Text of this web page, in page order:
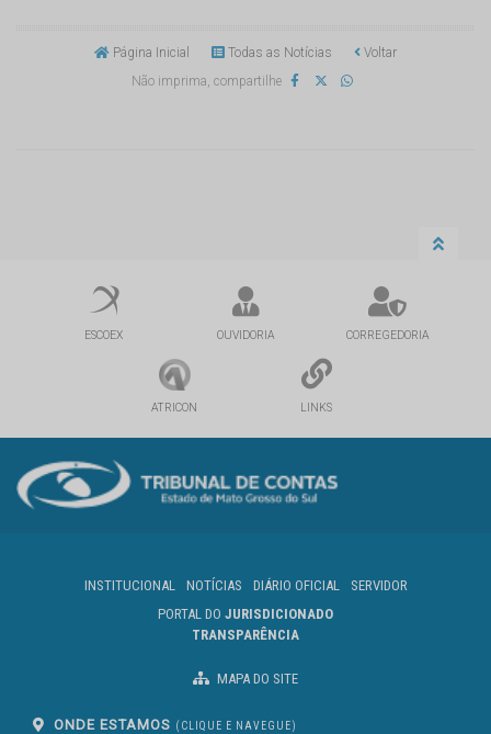
Página Inicial Todas as Notícias
Voltar
Não imprima, compartilhe
ESCOEX OUVIDORIA CORREGEDORIA
ATRICON LINKS
INSTITUCIONAL NOTÍCIAS DIÁRIO OFICIAL
SERVIDOR
PORTAL DO JURISDICIONADO
TRANSPARÊNCIA
MAPA DO SITE
ONDE ESTAMOS (CLIQUE E NAVEGUE)